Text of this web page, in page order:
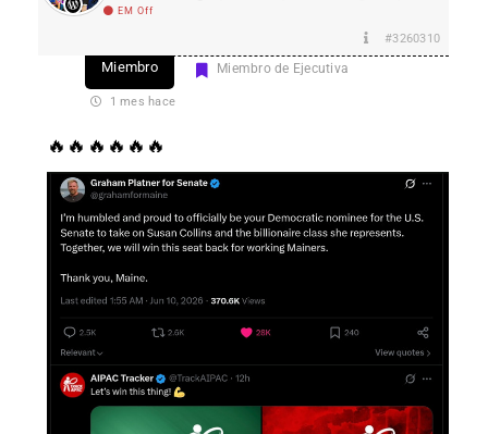
EM Off
#3260310
Miembro Miembro de Ejecutiva
1 mes hace
🔥🔥🔥🔥🔥🔥